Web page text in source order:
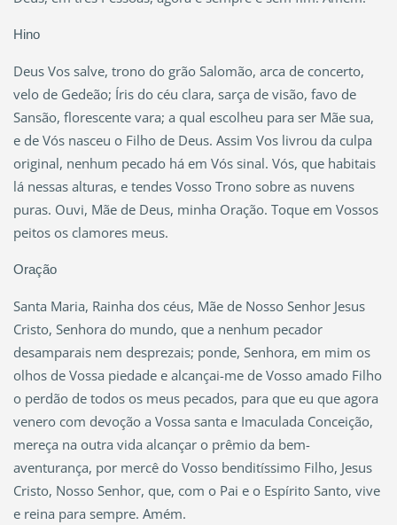
Hino
Deus Vos salve, trono do grão Salomão, arca de concerto,
velo de Gedeão; Íris do céu clara, sarça de visão, favo de
Sansão, florescente vara; a qual escolheu para ser Mãe sua,
e de Vós nasceu o Filho de Deus. Assim Vos livrou da culpa
original, nenhum pecado há em Vós sinal. Vós, que habitais
lá nessas alturas, e tendes Vosso Trono sobre as nuvens
puras. Ouvi, Mãe de Deus, minha Oração. Toque em Vossos
peitos os clamores meus.
Oração
Santa Maria, Rainha dos céus, Mãe de Nosso Senhor Jesus
Cristo, Senhora do mundo, que a nenhum pecador
desamparais nem desprezais; ponde, Senhora, em mim os
olhos de Vossa piedade e alcançai-me de Vosso amado Filho
o perdão de todos os meus pecados, para que eu que agora
venero com devoção a Vossa santa e Imaculada Conceição,
mereça na outra vida alcançar o prêmio da bem-
aventurança, por mercê do Vosso benditíssimo Filho, Jesus
Cristo, Nosso Senhor, que, com o Pai e o Espírito Santo, vive
e reina para sempre. Amém.